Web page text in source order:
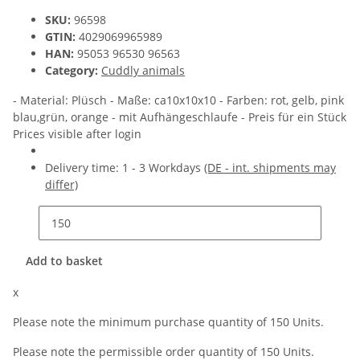
SKU: 96598
GTIN: 4029069965989
HAN: 95053 96530 96563
Category: Cuddly animals
- Material: Plüsch - Maße: ca10x10x10 - Farben: rot, gelb, pink
blau,grün, orange - mit Aufhängeschlaufe - Preis für ein Stück
Prices visible after login
Delivery time: 1 - 3 Workdays (DE - int. shipments may
differ)
Add to basket
x
Please note the minimum purchase quantity of 150 Units.
Please note the permissible order quantity of 150 Units.